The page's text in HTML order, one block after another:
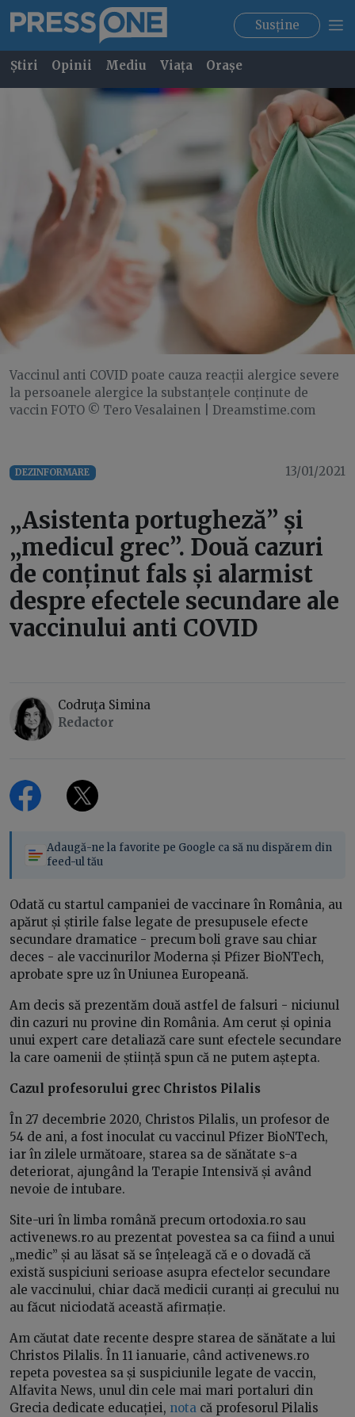
Susține
Știri Opinii Mediu Viața Orașe
Vaccinul anti COVID poate cauza reacții alergice severe
la persoanele alergice la substanțele conținute de
vaccin FOTO © Tero Vesalainen | Dreamstime.com
DEZINFORMARE 13/01/2021
„Asistenta portugheză” și
„medicul grec”. Două cazuri
de conținut fals și alarmist
despre efectele secundare ale
vaccinului anti COVID
Codruţa Simina
Redactor
Adaugă-ne la favorite pe Google ca să nu dispărem din
feed-ul tău
Odată cu startul campaniei de vaccinare în România, au
apărut și știrile false legate de presupusele efecte
secundare dramatice - precum boli grave sau chiar
deces - ale vaccinurilor Moderna și Pfizer BioNTech,
aprobate spre uz în Uniunea Europeană.
Am decis să prezentăm două astfel de falsuri - niciunul
din cazuri nu provine din România. Am cerut și opinia
unui expert care detaliază care sunt efectele secundare
la care oamenii de știință spun că ne putem aștepta.
Cazul profesorului grec Christos Pilalis
În 27 decembrie 2020, Christos Pilalis, un profesor de
54 de ani, a fost inoculat cu vaccinul Pfizer BioNTech,
iar în zilele următoare, starea sa de sănătate s-a
deteriorat, ajungând la Terapie Intensivă și având
nevoie de intubare.
Site-uri în limba română precum ortodoxia.ro sau
activenews.ro au prezentat povestea sa ca fiind a unui
„medic” și au lăsat să se înțeleagă că e o dovadă că
există suspiciuni serioase asupra efectelor secundare
ale vaccinului, chiar dacă medicii curanți ai grecului nu
au făcut niciodată această afirmație.
Am căutat date recente despre starea de sănătate a lui
Christos Pilalis. În 11 ianuarie, când activenews.ro
repeta povestea sa și suspiciunile legate de vaccin,
Alfavita News, unul din cele mai mari portaluri din
Grecia dedicate educației, nota că profesorul Pilalis